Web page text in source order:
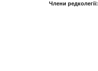
Члени редколегії: